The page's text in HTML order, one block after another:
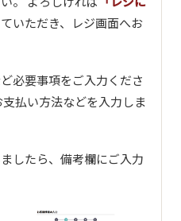
いただき、レジ画面へお
必要事項をご入力くださ
払い方法などを入力しま
したら、備考欄にご入力